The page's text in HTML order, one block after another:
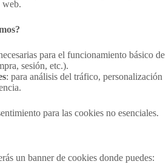
web.
para el funcionamiento básico de
sesión, etc.).
: para análisis del tráfico, personalización
para las cookies no esenciales.
un banner de cookies donde puedes: